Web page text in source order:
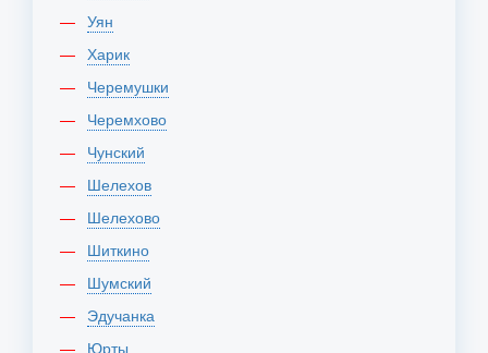
Уян
Харик
Черемушки
Черемхово
Чунский
Шелехов
Шелехово
Шиткино
Шумский
Эдучанка
Юрты